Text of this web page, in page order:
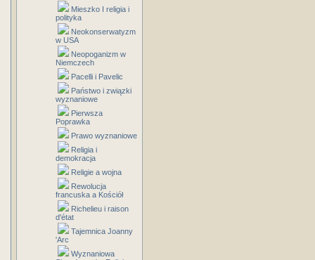
Mieszko I religia i
polityka
Neokonserwatyzm
w USA
Neopoganizm w
Niemczech
Pacelli i Pavelic
Państwo i związki
wyznaniowe
Pierwsza
Poprawka
Prawo wyznaniowe
Religia i
demokracja
Religie a wojna
Rewolucja
francuska a Kościół
Richelieu i raison
d'état
Tajemnica Joanny
'Arc
Wyznaniowa